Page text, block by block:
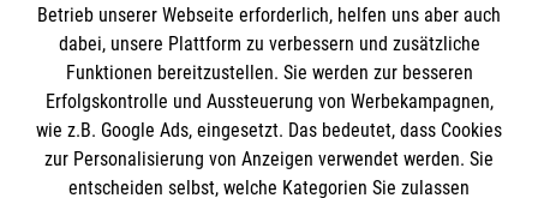
Informationen
Impressum
Datenschutz
Kontakt
Die Malteser
Betrieb unserer Webseite erforderlich, helfen uns aber auch
dabei, unsere Plattform zu verbessern und zusätzliche
Funktionen bereitzustellen. Sie werden zur besseren
Erfolgskontrolle und Aussteuerung von Werbekampagnen,
wie z.B. Google Ads, eingesetzt. Das bedeutet, dass Cookies
zur Personalisierung von Anzeigen verwendet werden. Sie
entscheiden selbst, welche Kategorien Sie zulassen